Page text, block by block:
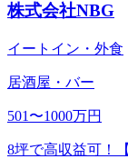
株式会社NBG
イートイン・外食
居酒屋・バー
501〜1000万円
8坪で高収益可！